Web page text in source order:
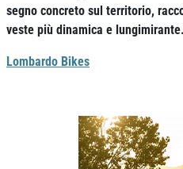
segno concreto sul territorio,
veste più dinamica e lungimirante.
Lombardo Bikes
Previous